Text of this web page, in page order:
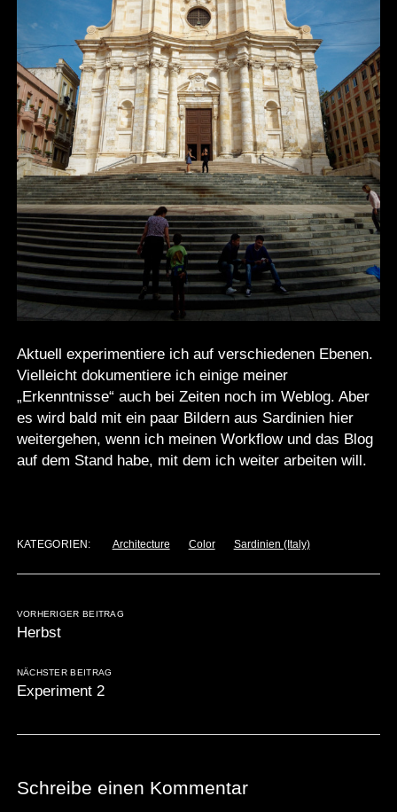
Aktuell experimentiere ich auf verschiedenen Ebenen.
Vielleicht dokumentiere ich einige meiner
„Erkenntnisse“ auch bei Zeiten noch im Weblog. Aber
es wird bald mit ein paar Bildern aus Sardinien hier
weitergehen, wenn ich meinen Workflow und das Blog
auf dem Stand habe, mit dem ich weiter arbeiten will.
KATEGORIEN: Architecture Color Sardinien (Italy)
VORHERIGER BEITRAG
Herbst
NÄCHSTER BEITRAG
Experiment 2
Schreibe einen Kommentar